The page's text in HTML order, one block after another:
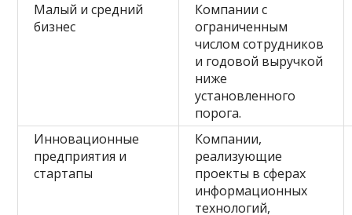
Малый и средний
бизнес
Компании с
ограниченным
числом сотрудников
и годовой выручкой
ниже
установленного
порога.
Инновационные
предприятия и
стартапы
Компании,
реализующие
проекты в сферах
информационных
технологий,